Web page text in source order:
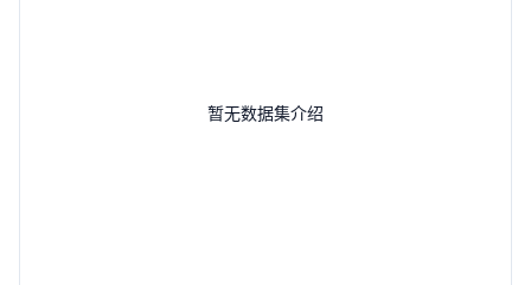
暂无数据集介绍